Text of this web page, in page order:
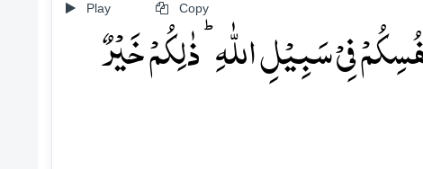
Play Copy
فِیۡ سَبِیۡلِ اللّٰہِ ؕ ذٰلِکُمۡ خَیۡرٌ